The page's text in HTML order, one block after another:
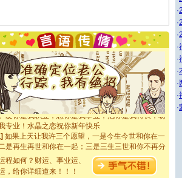
，只有给你五千万：千万快乐！千万要健康！千万
！千万要知足！千万不要忘记我！
]不只这样的日子才会想起你,而是这样的日子才
光明地骚扰你,告诉你,圣诞要快乐!新年要快乐!天天
乐噢!
节]奉上一颗祝福的心,在这个特别的日子里,愿幸福,
乐,鲜花,一切美好的祝愿与你同在.圣诞快乐!
看到你我会触电；看不到你我要充电；没有你我会
爱你是我职业，想你是我事业，抱你是我特长，吻
专业！水晶之恋祝你新年快乐
如果上天让我许三个愿望，一是今生今世和你在一
是再生再世和你在一起；三是三生三世和你不再分
晶之恋祝你新年快乐
当我狠下心扭头离去那一刻，你在我身后无助地哭
痛楚让我明白我多么爱你。我转身抱住你：这猪不
程如何？财运、事业运、
，给你详细道来！！！
·
·
·
·
·
·
·
·
·